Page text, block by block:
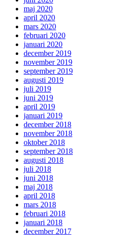
maj 2020
april 2020
mars 2020
februari 2020
januari 2020
december 2019
november 2019
september 2019
augusti 2019
juli 2019
juni 2019
april 2019
januari 2019
december 2018
november 2018
oktober 2018
september 2018
augusti 2018
juli 2018
juni 2018
maj 2018
april 2018
mars 2018
februari 2018
januari 2018
december 2017